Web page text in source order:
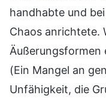
handhabte und
Chaos anrichtete.
Äußerungsformen
(Ein Mangel an
Unfähigkeit, die